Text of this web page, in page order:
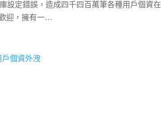
設定錯誤，造成四千四百萬筆各種用戶個資在
迎，擁有一…
個資外洩